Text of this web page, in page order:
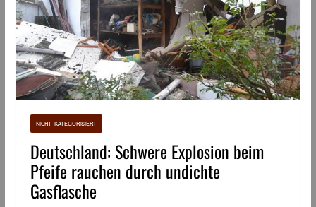
NICHT_KATEGORISIERT
Deutschland: Schwere Explosion beim
Pfeife rauchen durch undichte
Gasflasche